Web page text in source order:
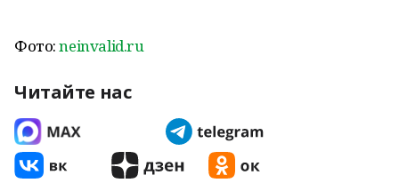
Фото:neinvalid.ru
Читайте нас